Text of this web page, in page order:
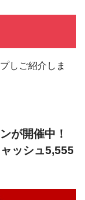
しご紹介しま
が開催中！
ッシュ5,555